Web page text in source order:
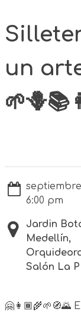
un
septiembre
6:00 pm
Jardin
Medellín,
Salón La